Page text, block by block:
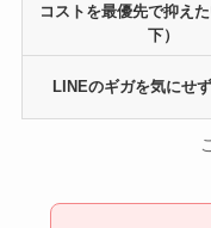
コストを最優先で抑え
下）
LINEのギガを気にせ